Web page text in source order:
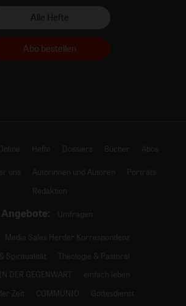
Alle Hefte
Abo bestellen
Hefte Dossiers Bücher Abos
uns Autorinnen und Autoren
Porträts
Redaktion
Angebote: Umfragen
Media Sales Herder Korrespondenz
Spiritualität
Theologie & Pastoral
DER GEGENWART
einfach leben
Zeit
COMMUNIO
Gottesdienst